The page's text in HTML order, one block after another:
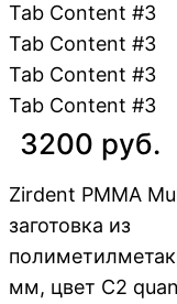
Tab Content #3
Tab Content #3
Tab Content #3
Tab Content #3
3200 руб.
Zirdent PMMA
заготовка из
мм, цвет C2